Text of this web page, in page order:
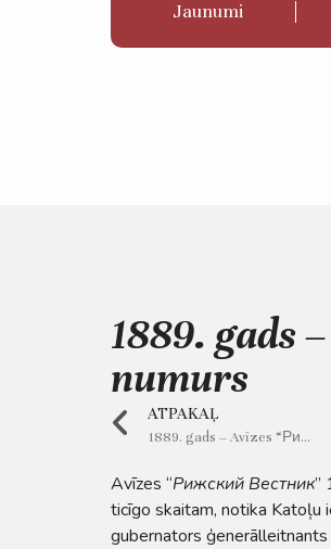
Jaunumi
1889. gads
numurs
ATPAKAĻ
1889. gads – Avīzes “Рижский Вестник” 140. numurs
Avīzes “Рижский Вестник”
ticīgo skaitam, notika Katoļu
gubernators ģenerālleitnants